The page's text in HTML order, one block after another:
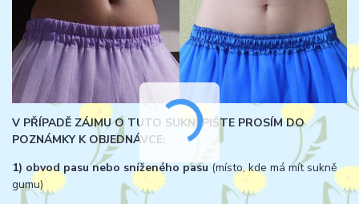
V PŘÍPADĚ ZÁJMU O TUTO SUKNI PIŠTE PROSÍM DO
POZNÁMKY K OBJEDNÁVCE:
1) obvod pasu nebo sníženého pasu (místo, kde má mít sukně
gumu)